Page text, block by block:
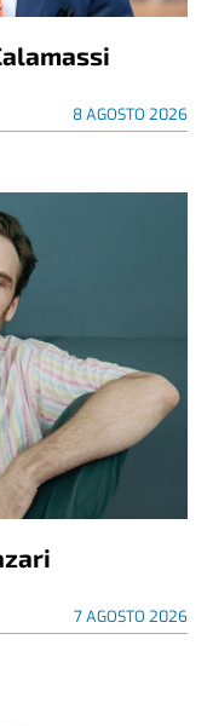
8 AGOSTO 2026
7 AGOSTO 2026